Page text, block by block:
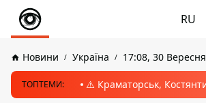
RU
Новини Україна 17:08, 30
ТОПТЕМИ: ⚠️ Краматорськ,